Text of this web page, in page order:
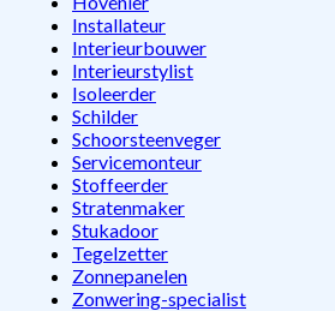
Installateur
Interieurbouwer
Interieurstylist
Isoleerder
Schilder
Schoorsteenveger
Servicemonteur
Stoffeerder
Stratenmaker
Stukadoor
Tegelzetter
Zonnepanelen
Zonwering-specialist